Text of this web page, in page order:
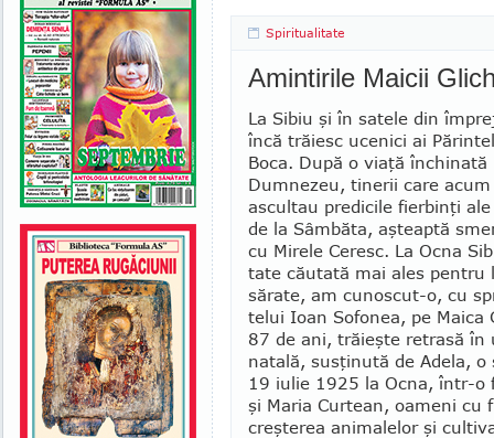
Spiritualitate
Amintirile Maicii
La Sibiu şi în satele din
încă trăiesc ucenici ai
Bo­ca. După o viaţă închinată
Dumnezeu, ti­nerii care
ascultau predicile fier­binţi
de la Sâm­băta, aşteaptă
cu Mi­rele Ceresc. La Ocna
tate cău­tată mai ales pentru
să­rate, am cu­noscut-o, cu
telui Ioan Sofonea, pe Maica
87 de ani, trăieşte retrasă în
natală, susţi­nută de Ade­la,
19 iu­lie 1925 la Ocna, într-o
şi Maria Curtean, oameni cu
creşterea animalelor şi